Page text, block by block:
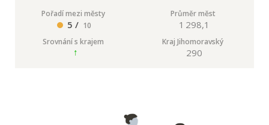
Pořadí mezi městy
5 / 10
Průměr měst
1 298,1
Srovnání s krajem Kraj Jihomoravský
290